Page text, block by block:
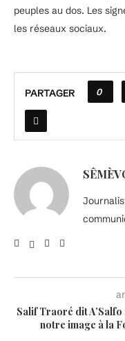
peuples au dos. Les
les réseaux sociaux.
PARTAGER 0
Salif Traoré dit A’Salfo
notre image à la